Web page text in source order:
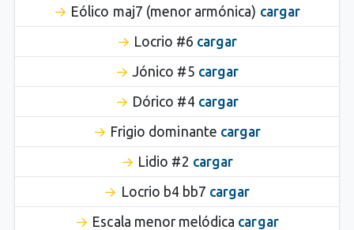
Eólico maj7 (menor armónica) cargar
Locrio #6 cargar
Jónico #5 cargar
Dórico #4 cargar
Frigio dominante cargar
Lidio #2 cargar
Locrio b4 bb7 cargar
Escala menor melódica cargar